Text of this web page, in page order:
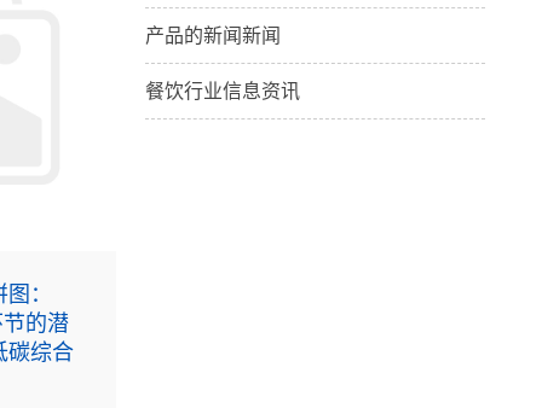
：
的潜
碳综合
产品的新闻新闻
餐饮行业信息资讯